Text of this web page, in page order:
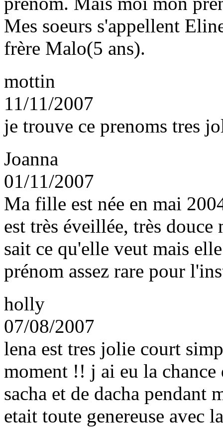
Mes soeurs s'appellent
frère Malo(5 ans).
mottin
11/11/2007
je trouve ce prenoms tres
Joanna
01/11/2007
Ma fille est née en mai
est très éveillée, très
sait ce qu'elle veut mais
prénom assez rare pour
holly
07/08/2007
lena est tres jolie court
moment !! j ai eu la chance
sacha et de dacha pendant
etait toute genereuse avec